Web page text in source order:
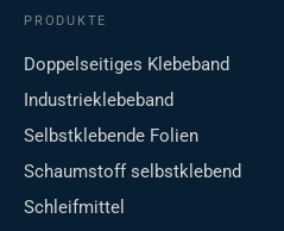
PRODUKTE
Doppelseitiges Klebeband
Industrieklebeband
Selbstklebende Folien
Schaumstoff selbstklebend
Schleifmittel